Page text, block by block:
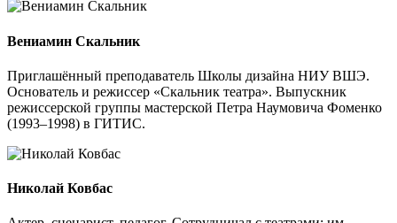
Вениамин Скальник
Приглашённый преподаватель Школы дизайна НИУ ВШЭ.
Основатель и режиссер «Скальник театра». Выпускник
режиссерской группы мастерской Петра Наумовича Фоменко
(1993–1998) в ГИТИС.
Николай Ковбас